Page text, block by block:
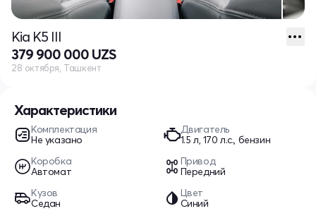
Характеристики
Комплектация
Не указано
Двигатель
1.5 л, 170 л.с., бензин
Коробка
Автомат
Привод
Передний
Кузов
Седан
Цвет
Синий
Kia K5 III
379 900 000 UZS
28 октября, Ташкент